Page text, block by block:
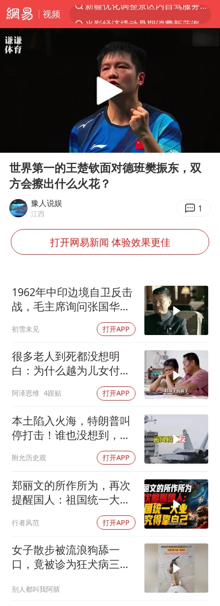
视频
光影经济撬动暑期消费新蓝海
香港正式允许“拒绝抢救”
白海豚将正面袭击贯穿浙江
情侣平潭拍日出坠崖1死1伤
《欢迎来龙餐馆》口碑
郑丽文：台湾从来没有“独立”过
酒店回应车内过夜被收150元
杭州全市有序停课
全民健身事业高质量发展
梁家辉百花奖演讲落泪
乐享全民健身 共筑健康中国
Play
04:27
世界第一的王楚钦面对德班樊振东，双
方会擦出什么火花？
豫人说娱
江西 1
打开网易新闻 体验效果更佳
1962年中印边境自卫反击
战，毛主席询问张国华能
初雪未见 打开APP
很多老人到死都没想明
白：为什么越为儿女付
阿泽思维 4跟贴 打开APP
本土陷入火海，特朗普叫
停打击！谁也没想到，中
附允历史观 打开APP
郑丽文的所作所为，再次
提醒国人：祖国统一大
业，终究得靠自己！
行者风范 打开APP
女子散步被流浪狗舔一
口，竟被诊为狂犬病三级
别人都叫我阿腈